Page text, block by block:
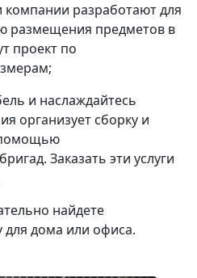
компании разработают для
размещения предметов в
проект по
и наслаждайтесь
организует сборку и
помощью
Заказать эти услуги
найдете
дома или офиса.